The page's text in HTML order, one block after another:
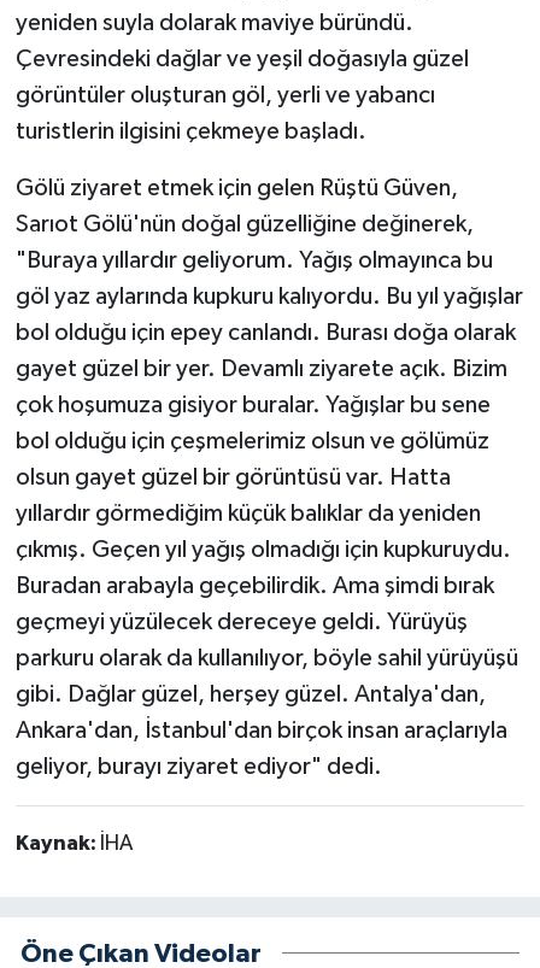
yeniden suyla dolarak maviye büründü.
Çevresindeki dağlar ve yeşil doğasıyla güzel
görüntüler oluşturan göl, yerli ve yabancı
turistlerin ilgisini çekmeye başladı.
Gölü ziyaret etmek için gelen Rüştü Güven,
Sarıot Gölü'nün doğal güzelliğine değinerek,
"Buraya yıllardır geliyorum. Yağış olmayınca bu
göl yaz aylarında kupkuru kalıyordu. Bu yıl yağışlar
bol olduğu için epey canlandı. Burası doğa olarak
gayet güzel bir yer. Devamlı ziyarete açık. Bizim
çok hoşumuza gisiyor buralar. Yağışlar bu sene
bol olduğu için çeşmelerimiz olsun ve gölümüz
olsun gayet güzel bir görüntüsü var. Hatta
yıllardır görmediğim küçük balıklar da yeniden
çıkmış. Geçen yıl yağış olmadığı için kupkuruydu.
Buradan arabayla geçebilirdik. Ama şimdi bırak
geçmeyi yüzülecek dereceye geldi. Yürüyüş
parkuru olarak da kullanılıyor, böyle sahil yürüyüşü
gibi. Dağlar güzel, herşey güzel. Antalya'dan,
Ankara'dan, İstanbul'dan birçok insan araçlarıyla
geliyor, burayı ziyaret ediyor" dedi.
Kaynak: İHA
Öne Çıkan Videolar
Sağlık & Yaşam
Siyaset